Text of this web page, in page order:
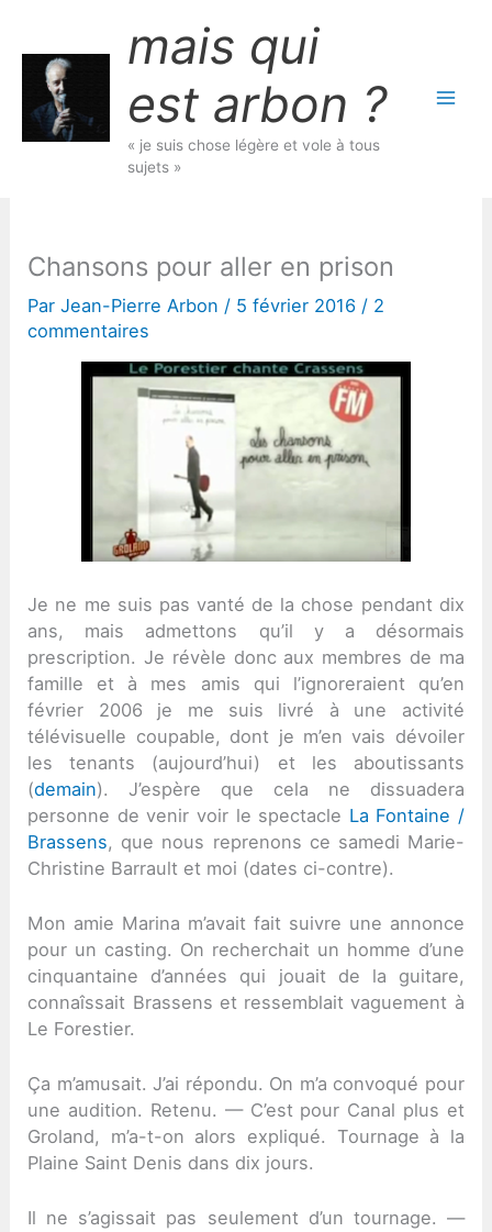
contenu
mais qui
est arbon ?
« je suis chose légère et vole à tous
sujets »
Chansons pour aller en prison
ParJean-Pierre Arbon / 5 février 2016 / 2
commentaires
Je ne me suis pas vanté de la chose pendant dix
ans, mais admettons qu’il y a désormais
prescription. Je révèle donc aux membres de ma
famille et à mes amis qui l’ignoreraient qu’en
février 2006 je me suis livré à une activité
télévisuelle coupable, dont je m’en vais dévoiler
les tenants (aujourd’hui) et les aboutissants
(demain). J’espère que cela ne dissuadera
personne de venir voir le spectacle La Fontaine /
Brassens, que nous reprenons ce samedi Marie-
Christine Barrault et moi (dates ci-contre).
Mon amie Marina m’avait fait suivre une annonce
pour un casting. On recherchait un homme d’une
cinquantaine d’années qui jouait de la guitare,
connaîssait Brassens et ressemblait vaguement à
Le Forestier.
Ça m’amusait. J’ai répondu. On m’a convoqué pour
une audition. Retenu. — C’est pour Canal plus et
Groland, m’a-t-on alors expliqué. Tournage à la
Plaine Saint Denis dans dix jours.
Il ne s’agissait pas seulement d’un tournage. —